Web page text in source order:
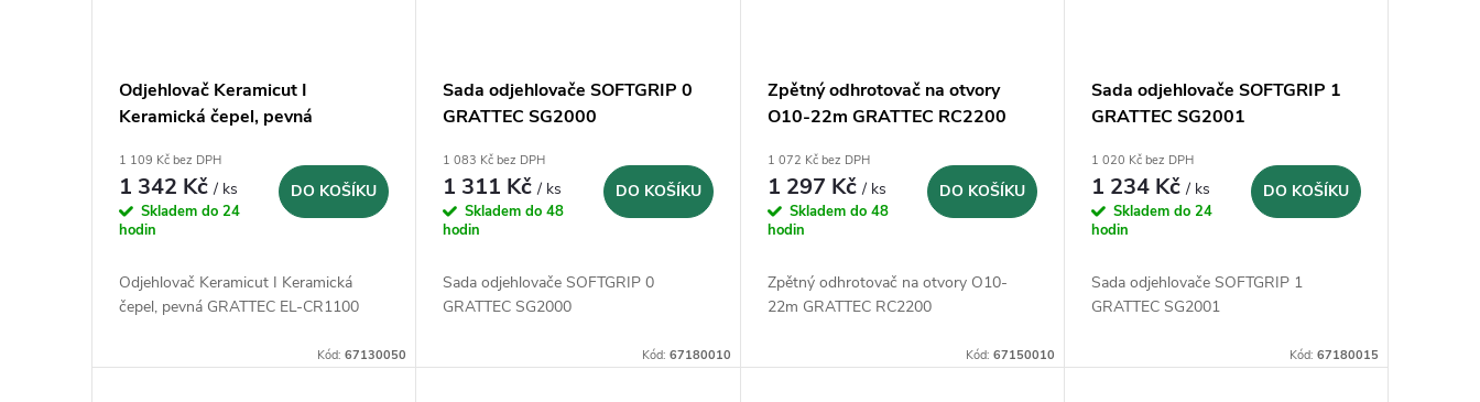
Odjehlovač Keramicut I
Keramická čepel, pevná
1 109 Kč bez DPH
1 342 Kč/ ks
Skladem do 24
hodin
DO KOŠÍKU
Odjehlovač Keramicut I Keramická
čepel, pevná GRATTEC EL-CR1100
Kód:67130050
Sada odjehlovače SOFTGRIP 0
GRATTEC SG2000
1 083 Kč bez DPH
1 311 Kč/ ks
Skladem do 48
hodin
DO KOŠÍKU
Sada odjehlovače SOFTGRIP 0
GRATTEC SG2000
Kód: 67180010
Zpětný odhrotovač na otvory
O10-22m GRATTEC RC2200
1 072 Kč bez DPH
1 297 Kč/ ks
Skladem do 48
hodin
DO KOŠÍKU
Zpětný odhrotovač na otvory O10-
22m GRATTEC RC2200
Kód: 67150010
Sada odjehlovače SOFTGRIP 1
GRATTEC SG2001
1 020 Kč bez DPH
1 234 Kč/ ks
Skladem do 24
hodin
DO KOŠÍKU
Sada odjehlovače SOFTGRIP 1
GRATTEC SG2001
Kód: 67180015